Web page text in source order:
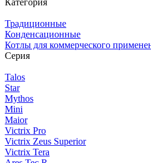
Категория
Традиционные
Конденсационные
Котлы для коммерческого
Серия
Talos
Star
Mythos
Mini
Maior
Victrix Pro
Victrix Zeus Superior
Victrix Tera